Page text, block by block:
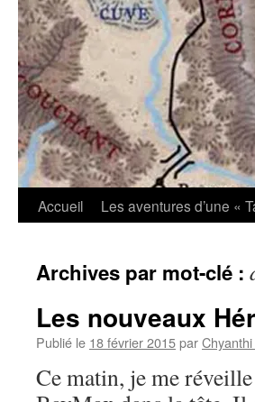
Accueil Les aventures d’une «
Archives par mot-clé :
Les nouveaux
Publié le 18 février 2015par
Ce matin, je me